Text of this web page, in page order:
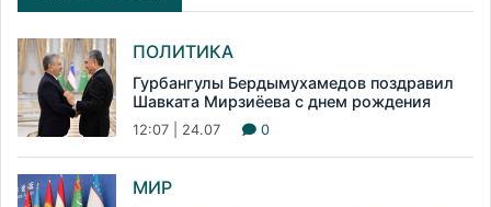
ПОЛИТИКА
Гурбангулы Бердымухамедов поздравил
Шавката Мирзиёева с днем рождения
12:07 | 24.07 0
МИР